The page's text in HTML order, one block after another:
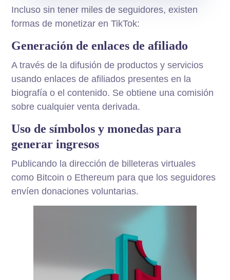
Incluso sin tener miles de seguidores, existen
formas de monetizar en TikTok:
Generación de enlaces de afiliado
A través de la difusión de productos y servicios
usando enlaces de afiliados presentes en la
biografía o el contenido. Se obtiene una comisión
sobre cualquier venta derivada.
Uso de símbolos y monedas para
generar ingresos
Publicando la dirección de billeteras virtuales
como Bitcoin o Ethereum para que los seguidores
envíen donaciones voluntarias.